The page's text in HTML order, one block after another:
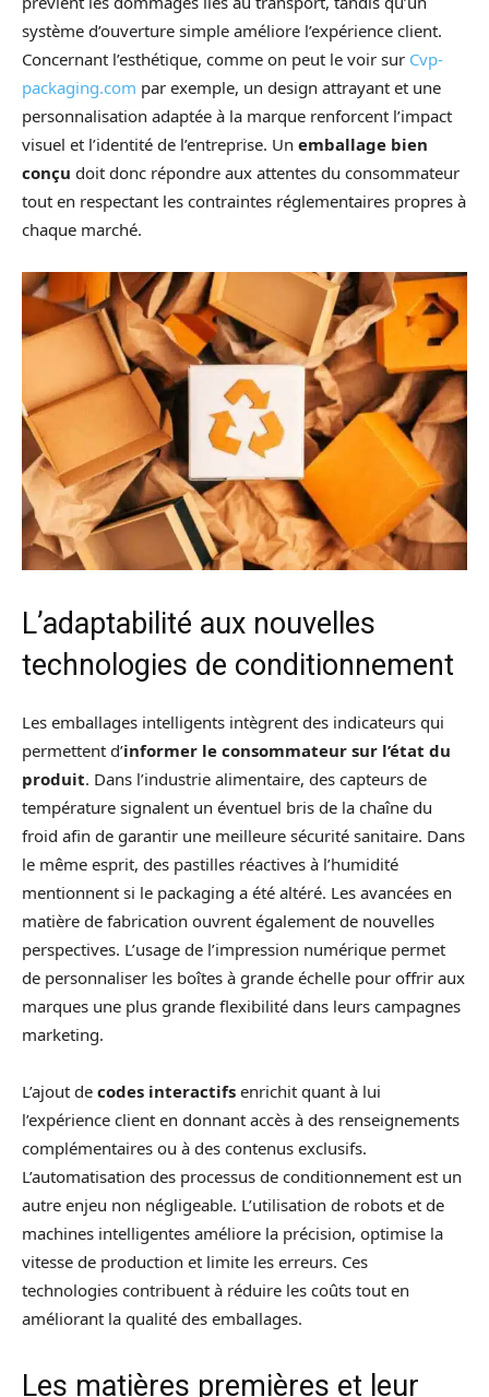
système d’ouverture simple améliore l’expérience client.
Concernant l’esthétique, comme on peut le voir sur Cvp-
packaging.com par exemple, un design attrayant et une
personnalisation adaptée à la marque renforcent l’impact
visuel et l’identité de l’entreprise. Un emballage bien
conçu doit donc répondre aux attentes du consommateur
tout en respectant les contraintes réglementaires propres à
chaque marché.
L’adaptabilité aux nouvelles
technologies de conditionnement
Les emballages intelligents intègrent des indicateurs qui
permettent d’informer le consommateur sur l’état du
produit. Dans l’industrie alimentaire, des capteurs de
température signalent un éventuel bris de la chaîne du
froid afin de garantir une meilleure sécurité sanitaire. Dans
le même esprit, des pastilles réactives à l’humidité
mentionnent si le packaging a été altéré. Les avancées en
matière de fabrication ouvrent également de nouvelles
perspectives. L’usage de l’impression numérique permet
de personnaliser les boîtes à grande échelle pour offrir aux
marques une plus grande flexibilité dans leurs campagnes
marketing.
L’ajout de codes interactifs enrichit quant à lui
l’expérience client en donnant accès à des renseignements
complémentaires ou à des contenus exclusifs.
L’automatisation des processus de conditionnement est un
autre enjeu non négligeable. L’utilisation de robots et de
machines intelligentes améliore la précision, optimise la
vitesse de production et limite les erreurs. Ces
technologies contribuent à réduire les coûts tout en
améliorant la qualité des emballages.
Les matières premières et leur